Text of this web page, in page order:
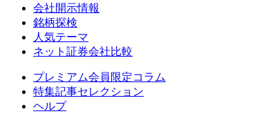
会社開示情報
銘柄探検
人気テーマ
ネット証券会社比較
プレミアム会員限定コラム
特集記事セレクション
ヘルプ